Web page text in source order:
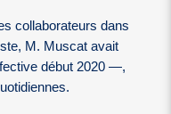
collaborateurs dans
M. Muscat avait
début 2020 —,